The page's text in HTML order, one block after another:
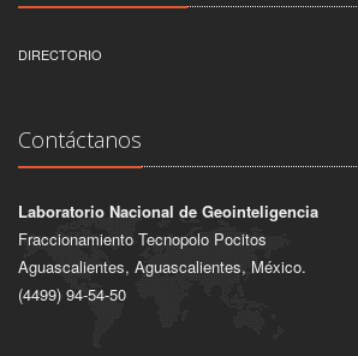
DIRECTORIO
Contáctanos
Laboratorio Nacional de Geointeligencia
Fraccionamiento Tecnopolo Pocitos
Aguascalientes, Aguascalientes, México.
(4499) 94-54-50